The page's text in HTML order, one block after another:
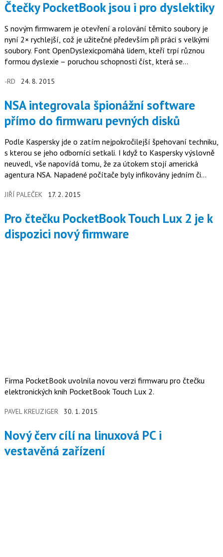
Čtečky PocketBook jsou i pro dyslektiky
S novým firmwarem je otevření a rolování těmito soubory je
nyní 2× rychlejší, což je užitečné především při práci s velkými
soubory. Font OpenDyslexicpomáhá lidem, kteří trpí různou
formou dyslexie – poruchou schopnosti číst, která se
-RD 24. 8. 2015
NSA integrovala špionážní software
přímo do firmwaru pevných disků
Podle Kaspersky jde o zatím nejpokročilejší špehovaní techniku,
s kterou se jeho odborníci setkali. I když to Kaspersky výslovně
neuvedl, vše napovídá tomu, že za útokem stojí americká
agentura NSA. Napadené počítače byly infikovány jedním či
JIŘÍ PALEČEK 17. 2. 2015
Pro čtečku PocketBook Touch Lux 2 je k
dispozici nový firmware
Firma PocketBook uvolnila novou verzi firmwaru pro čtečku
elektronických knih PocketBook Touch Lux 2.
PAVEL KREUZIGER 30. 1. 2015
Nový červ cílí na linuxová PC i
vestavěná zařízení